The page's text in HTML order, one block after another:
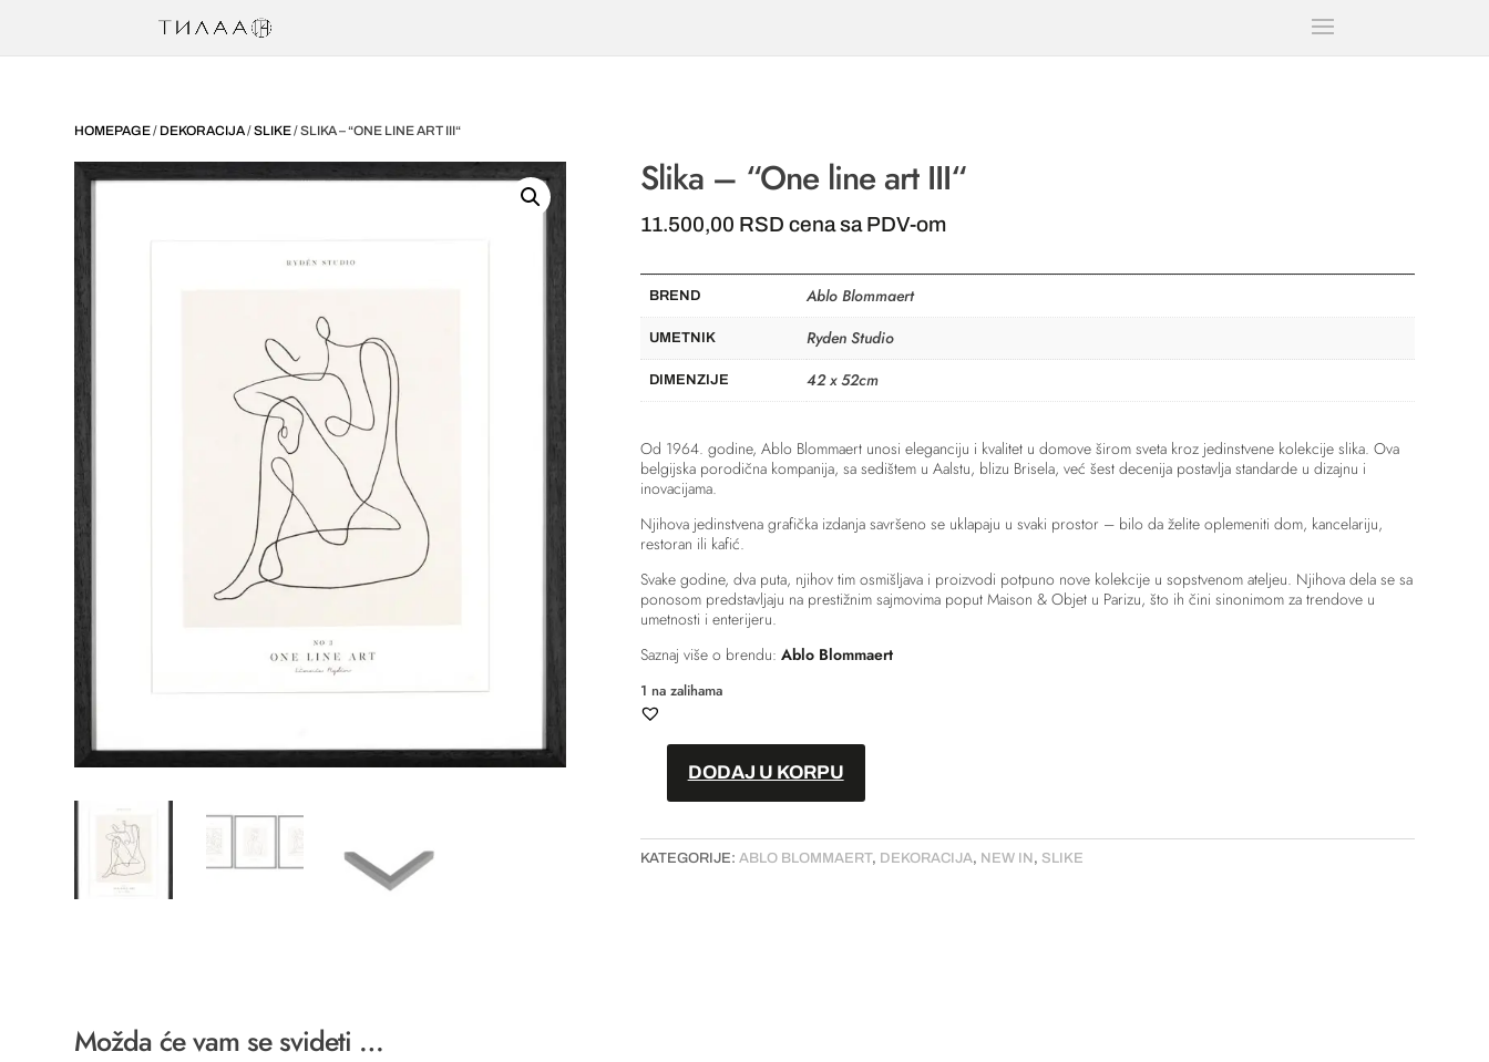
HOMEPAGE/ DEKORACIJA/SLIKE/ SLIKA – “ONE LINE ART III“
Slika – “One line art III“
11.500,00 RSD cena sa PDV-om
BREND Ablo Blommaert
UMETNIK Ryden Studio
DIMENZIJE 42 x 52cm
Od 1964. godine, Ablo Blommaert unosi eleganciju i kvalitet u domove širom sveta kroz jedinstvene kolekcije slika. Ova
belgijska porodična kompanija, sa sedištem u Aalstu, blizu Brisela, već šest decenija postavlja standarde u dizajnu i
inovacijama.
Njihova jedinstvena grafička izdanja savršeno se uklapaju u svaki prostor – bilo da želite oplemeniti dom, kancelariju,
restoran ili kafić.
Svake godine, dva puta, njihov tim osmišljava i proizvodi potpuno nove kolekcije u sopstvenom ateljeu. Njihova dela se sa
ponosom predstavljaju na prestižnim sajmovima poput Maison & Objet u Parizu, što ih čini sinonimom za trendove u
umetnosti i enterijeru.
Saznaj više o brendu: Ablo Blommaert
1 na zalihama
“One
line
DODAJ U KORPU
KATEGORIJE: ABLO BLOMMAERT, DEKORACIJA, NEW IN, SLIKE
Možda će vam se svideti …